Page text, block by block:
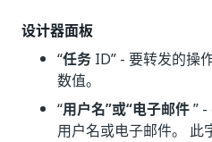
设计器面板
“任务 ID” - 要转发的操
数值。
“用户名”或“电子邮件”
用户名或电子邮件。 此